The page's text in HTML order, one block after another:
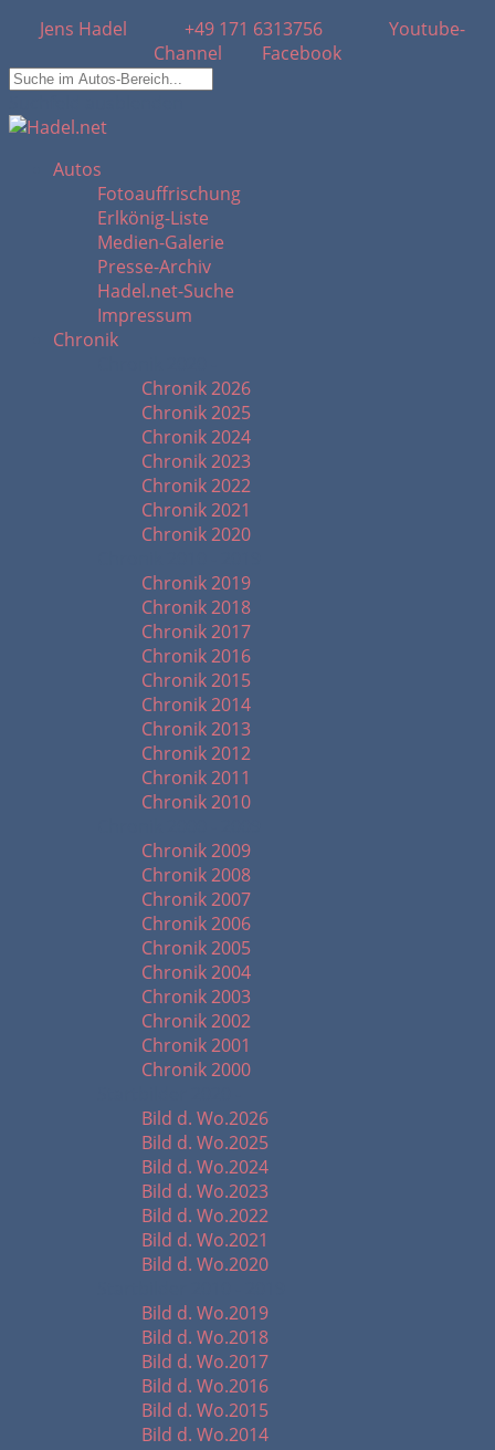
Jens Hadel
+49 171 6313756
Youtube-
Channel
Facebook
Autos
Fotoauffrischung
Erlkönig-Liste
Medien-Galerie
Presse-Archiv
Hadel.net-Suche
Impressum
Chronik
Chronik 2026
Chronik 2025
Chronik 2024
Chronik 2023
Chronik 2022
Chronik 2021
Chronik 2020
Chronik 2019
Chronik 2018
Chronik 2017
Chronik 2016
Chronik 2015
Chronik 2014
Chronik 2013
Chronik 2012
Chronik 2011
Chronik 2010
Chronik 2009
Chronik 2008
Chronik 2007
Chronik 2006
Chronik 2005
Chronik 2004
Chronik 2003
Chronik 2002
Chronik 2001
Chronik 2000
Bild d. Wo.2026
Bild d. Wo.2025
Bild d. Wo.2024
Bild d. Wo.2023
Bild d. Wo.2022
Bild d. Wo.2021
Bild d. Wo.2020
Bild d. Wo.2019
Bild d. Wo.2018
Bild d. Wo.2017
Bild d. Wo.2016
Bild d. Wo.2015
Bild d. Wo.2014